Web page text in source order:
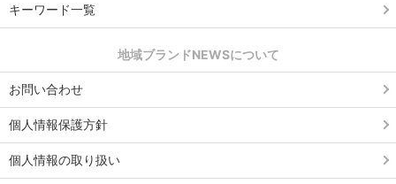
キーワード一覧
地域ブランドNEWSについて
お問い合わせ
個人情報保護方針
個人情報の取り扱い